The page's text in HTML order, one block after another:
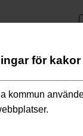
julkalender
för kakor
kommun